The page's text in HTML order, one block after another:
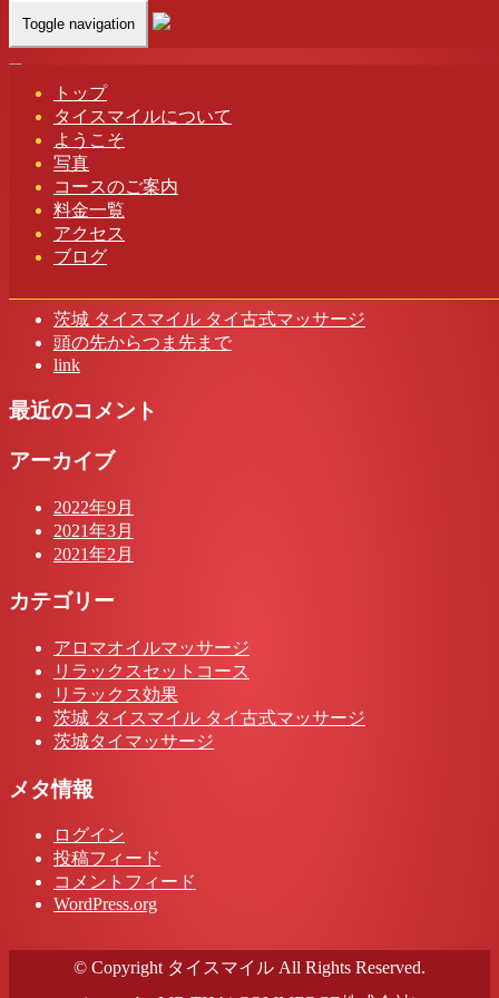
Toggle navigation
トップ
タイスマイルについて
ようこそ
写真
コースのご案内
料金一覧
アクセス
ブログ
Home- サマー…
サマーキャンペーン 茨城 タイスマイル タイ古式マッサージ
最近の投稿
茨城 タイスマイル タイ古式マッサージ
頭の先からつま先まで
link
最近のコメント
アーカイブ
2022年9月
2021年3月
2021年2月
カテゴリー
アロマオイルマッサージ
リラックスセットコース
リラックス効果
茨城 タイスマイル タイ古式マッサージ
茨城タイマッサージ
メタ情報
ログイン
投稿フィード
コメントフィード
WordPress.org
© Copyright タイスマイル All Rights Reserved.